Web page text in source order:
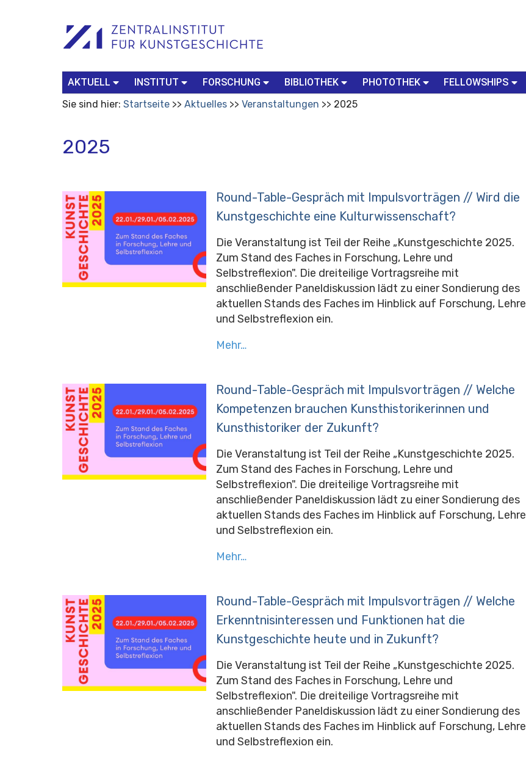
Werkzeuge
Search…
AKTUELL INSTITUT FORSCHUNG BIBLIOTHEK PHOTOTHEK FELLOWSHIPS
Sie sind hier: Startseite Aktuelles Veranstaltungen 2025
2025
Round-Table-Gespräch mit Impulsvorträgen // Wird die
Kunstgeschichte eine Kulturwissenschaft?
Die Veranstaltung ist Teil der Reihe „Kunstgeschichte 2025.
Zum Stand des Faches in Forschung, Lehre und
Selbstreflexion". Die dreiteilige Vortragsreihe mit
anschließender Paneldiskussion lädt zu einer Sondierung des
aktuellen Stands des Faches im Hinblick auf Forschung, Lehre
und Selbstreflexion ein.
Mehr…
Round-Table-Gespräch mit Impulsvorträgen // Welche
Kompetenzen brauchen Kunsthistorikerinnen und
Kunsthistoriker der Zukunft?
Die Veranstaltung ist Teil der Reihe „Kunstgeschichte 2025.
Zum Stand des Faches in Forschung, Lehre und
Selbstreflexion". Die dreiteilige Vortragsreihe mit
anschließender Paneldiskussion lädt zu einer Sondierung des
aktuellen Stands des Faches im Hinblick auf Forschung, Lehre
und Selbstreflexion ein.
Mehr…
Round-Table-Gespräch mit Impulsvorträgen // Welche
Erkenntnisinteressen und Funktionen hat die
Kunstgeschichte heute und in Zukunft?
Die Veranstaltung ist Teil der Reihe „Kunstgeschichte 2025.
Zum Stand des Faches in Forschung, Lehre und
Selbstreflexion". Die dreiteilige Vortragsreihe mit
anschließender Paneldiskussion lädt zu einer Sondierung des
aktuellen Stands des Faches im Hinblick auf Forschung, Lehre
und Selbstreflexion ein.